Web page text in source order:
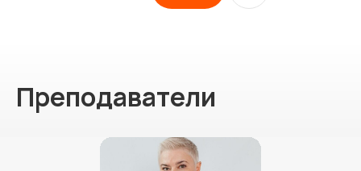
Преподаватели